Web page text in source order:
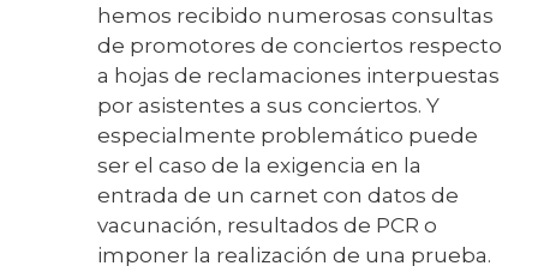
hemos recibido numerosas consultas
de promotores de conciertos respecto
a hojas de reclamaciones interpuestas
por asistentes a sus conciertos. Y
especialmente problemático puede
ser el caso de la exigencia en la
entrada de un carnet con datos de
vacunación, resultados de PCR o
imponer la realización de una prueba.